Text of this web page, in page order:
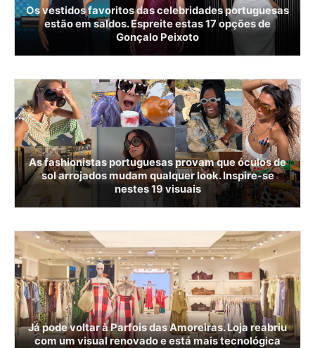
Os vestidos favoritos das celebridades portuguesas
estão em saldos. Espreite estas 17 opções de
Gonçalo Peixoto
As fashionistas portuguesas provam que óculos de
sol arrojados mudam qualquer look. Inspire-se
nestes 19 visuais
Já pode voltar à Parfois das Amoreiras. Loja reabriu
com um visual renovado e está mais tecnológica